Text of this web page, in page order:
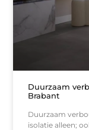
Duurzaam
Brabant
Duurzaam
isolatie alleen;